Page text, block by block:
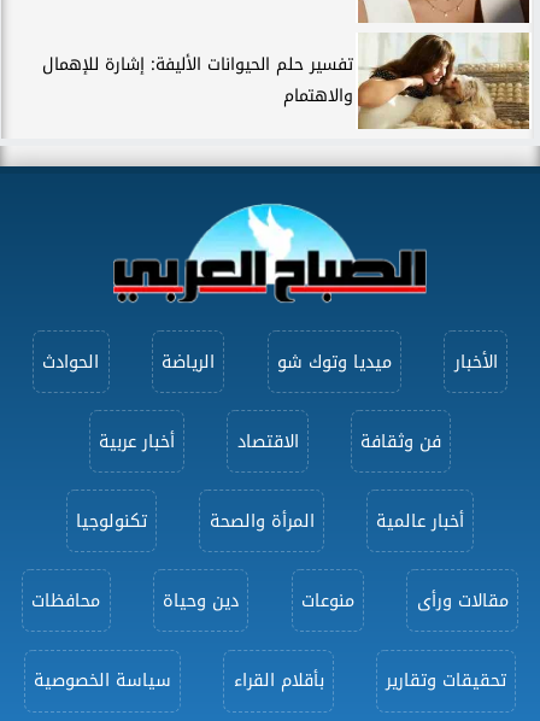
تفسير حلم الحيوانات الأليفة: إشارة للإهمال
والاهتمام
الأخبار ميديا وتوك شو الرياضة الحوادث
فن وثقافة الاقتصاد أخبار عربية
أخبار عالمية المرأة والصحة تكنولوجيا
مقالات ورأى منوعات دين وحياة محافظات
تحقيقات وتقارير بأقلام القراء سياسة الخصوصية